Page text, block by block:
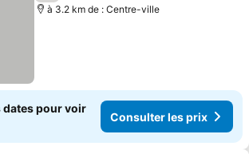
à 3.2 km de : Centre-ville
dates pour voir
Consulter les prix